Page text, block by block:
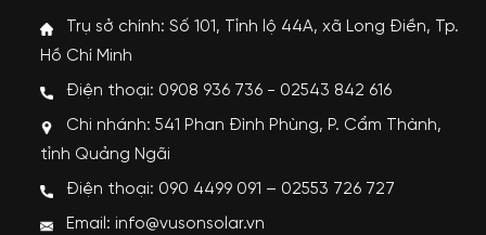
Trụ sở chính: Số 101, Tỉnh lộ 44A, xã Long Điền, Tp.
Hồ Chí Minh
Điện thoại: 0908 936 736 - 02543 842 616
Chi nhánh: 541 Phan Đình Phùng, P. Cẩm Thành,
tỉnh Quảng Ngãi
Điện thoại: 090 4499 091 – 02553 726 727
Email: info@vusonsolar.vn